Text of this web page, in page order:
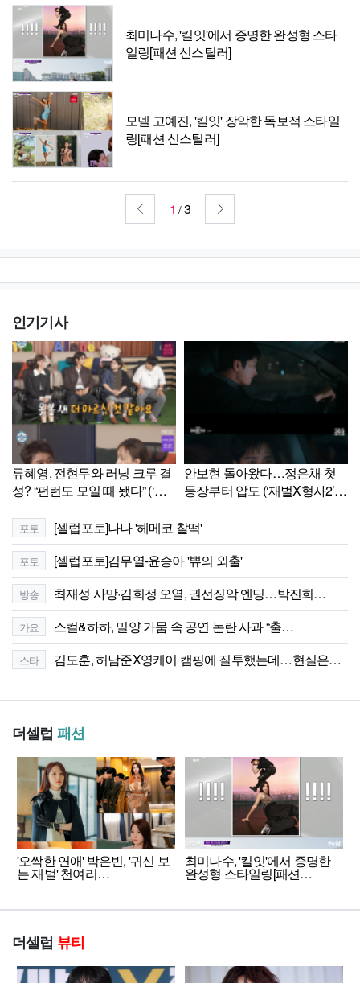
최미나수, '킬잇'에서 증명한 완성형 스타
일링[패션 신스틸러]
모델 고예진, '킬잇' 장악한 독보적 스타일
링[패션 신스틸러]
1 /3
인기기사
류혜영, 전현무와 러닝 크루 결
성? “펀런도 모일 때 됐다” (‘나
안보현 돌아왔다…정은채 첫
등장부터 압도 (‘재벌X형사2’)
포토 [셀럽포토]나나 '헤메코 찰떡'
포토 [셀럽포토]김무열-윤승아 '쀼의 외출'
방송 최재성 사망·김희정 오열, 권선징악 엔딩…박진희…
가요 스컬&하하, 밀양 가뭄 속 공연 논란 사과 “출…
스타 김도훈, 허남준X영케이 캠핑에 질투했는데…현실은…
더셀럽 패션
'오싹한 연애' 박은빈, '귀신 보
는 재벌' 천여리…
최미나수, '킬잇'에서 증명한
완성형 스타일링[패션…
더셀럽 뷰티